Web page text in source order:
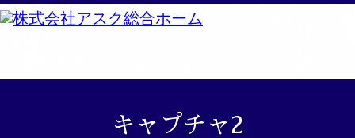
キャプチャ2